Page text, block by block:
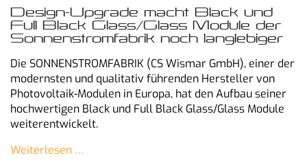
Design-Upgrade macht Black und
Full Black Glass/Glass Module der
Sonnenstromfabrik noch langlebiger
Die SONNENSTROMFABRIK (CS Wismar GmbH), einer der
modernsten und qualitativ führenden Hersteller von
Photovoltaik-Modulen in Europa, hat den Aufbau seiner
hochwertigen Black und Full Black Glass/Glass Module
weiterentwickelt.
Weiterlesen …